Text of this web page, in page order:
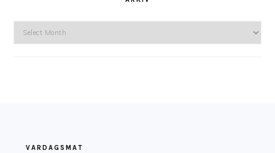
VARDAGSMAT